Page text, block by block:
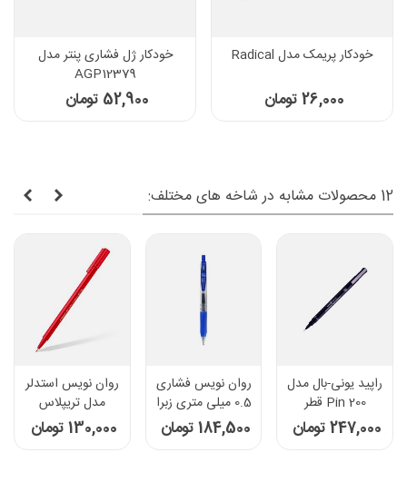
خودکار پریمک مدل Radical
26,000 تومان
خودکار ژل فشاری پنتر مدل
AGP12379
52,900 تومان
12 محصولات مشابه در شاخه های مختلف:
راپید یونی-بال مدل
Pin 200 قطر
نوشتاری 0.6 میلی 247,000 تومان
روان نویس فشاری
0.5 میلی متری زبرا
مدل ساراسا کلیپ -
رنگ آبی
184,500 تومان
روان نویس استدلر
مدل تریپلاس
Broadliner0.8 کد
130,000 تومان